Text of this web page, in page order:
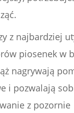
z najbardziej
piosenek w
nagrywają
i pozwalają
z pozornie